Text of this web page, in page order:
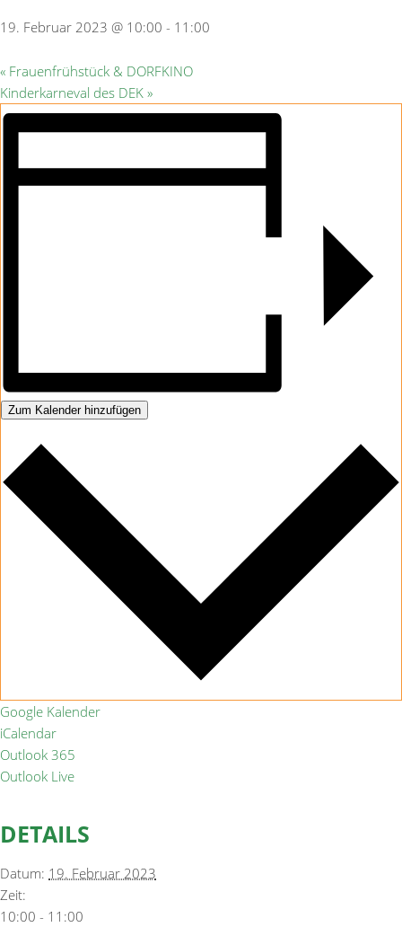
19. Februar 2023 @ 10:00 - 11:00
« Frauenfrühstück & DORFKINO
Kinderkarneval des DEK »
Zum Kalender hinzufügen
Google Kalender
iCalendar
Outlook 365
Outlook Live
DETAILS
Datum: 19. Februar 2023
Zeit:
10:00 - 11:00